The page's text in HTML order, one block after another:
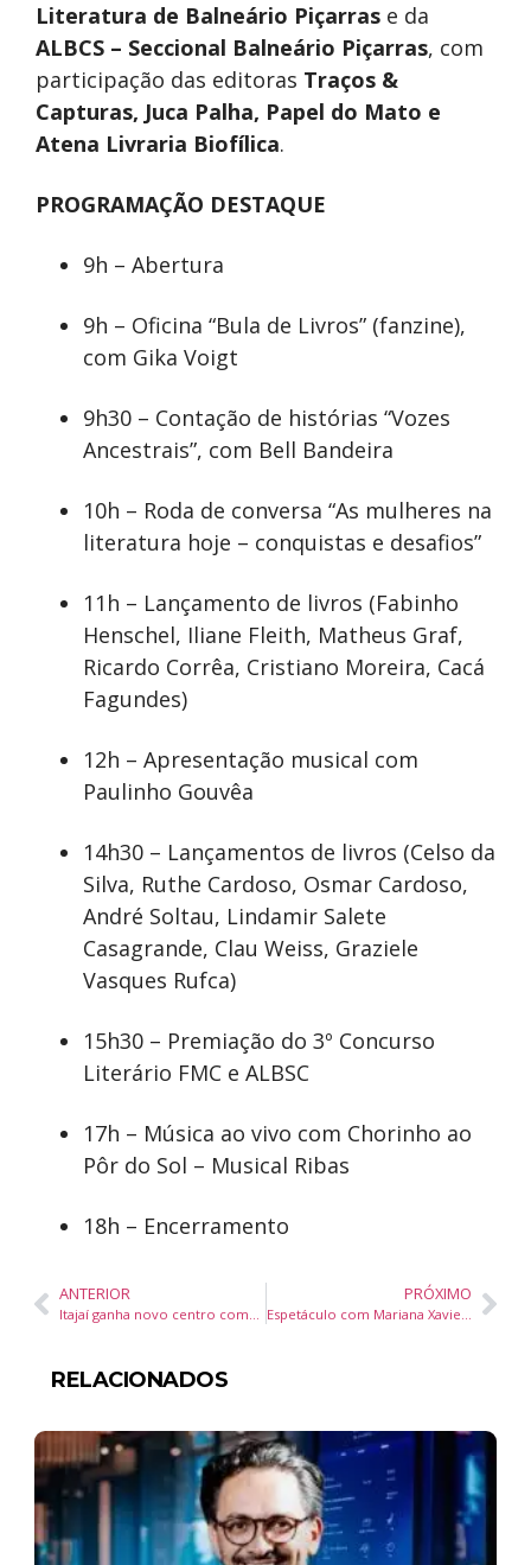
Literatura de Balneário Piçarras e da
ALBCS – Seccional Balneário Piçarras, com
participação das editoras Traços &
Capturas, Juca Palha, Papel do Mato e
Atena Livraria Biofílica.
PROGRAMAÇÃO DESTAQUE
9h – Abertura
9h – Oficina “Bula de Livros” (fanzine),
com Gika Voigt
9h30 – Contação de histórias “Vozes
Ancestrais”, com Bell Bandeira
10h – Roda de conversa “As mulheres na
literatura hoje – conquistas e desafios”
11h – Lançamento de livros (Fabinho
Henschel, Iliane Fleith, Matheus Graf,
Ricardo Corrêa, Cristiano Moreira, Cacá
Fagundes)
12h – Apresentação musical com
Paulinho Gouvêa
14h30 – Lançamentos de livros (Celso da
Silva, Ruthe Cardoso, Osmar Cardoso,
André Soltau, Lindamir Salete
Casagrande, Clau Weiss, Graziele
Vasques Rufca)
15h30 – Premiação do 3º Concurso
Literário FMC e ALBSC
17h – Música ao vivo com Chorinho ao
Pôr do Sol – Musical Ribas
18h – Encerramento
ANTERIOR
Itajaí ganha novo centro comercial com 5,5 mil m². Passeio São Vicente inaugura em novembro
PRÓXIMO
Espetáculo com Mariana Xavier arrecada duas toneladas de alimentos para entidades sociais de Joinville
RELACIONADOS